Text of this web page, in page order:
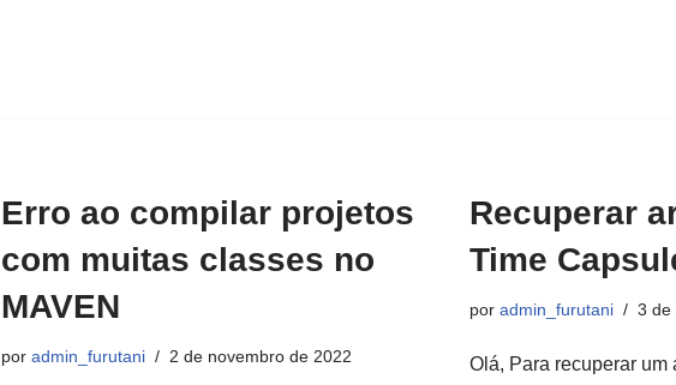
Erro ao compilar projetos
com muitas classes no
MAVEN
por admin_furutani 2 de novembro de 2022
Recuperar
Time
por admin_furutani 3 de
Olá, Para recuperar